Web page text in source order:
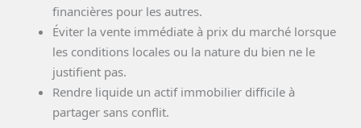
financières pour les autres.
Éviter la vente immédiate à prix du marché lorsque
les conditions locales ou la nature du bien ne le
justifient pas.
Rendre liquide un actif immobilier difficile à
partager sans conflit.